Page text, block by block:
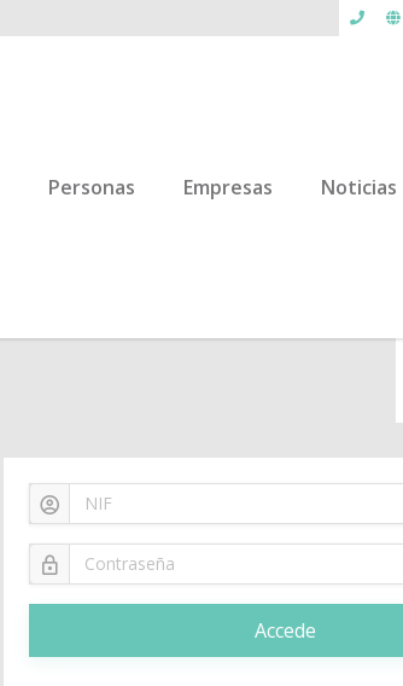
Personas Empresas Noticias
Accede